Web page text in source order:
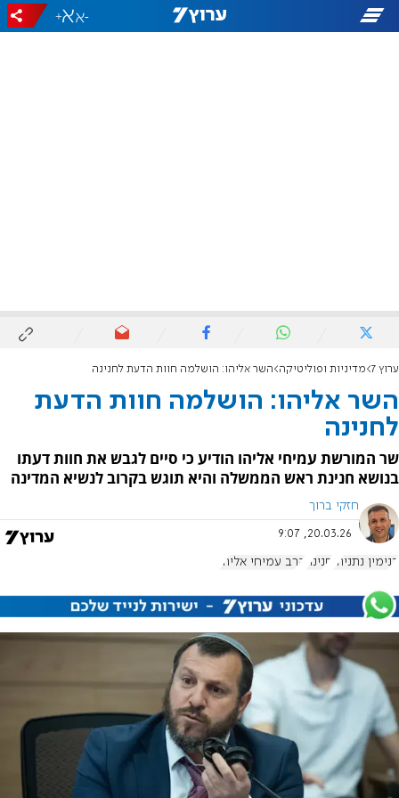
-
+
ערוץ 7 מדיניות ופוליטיקה השר אליהו: הושלמה חוות הדעת לחנינה
השר אליהו: הושלמה חוות הדעת
לחנינה
שר המורשת עמיחי אליהו הודיע כי סיים לגבש את חוות דעתו
בנושא חנינת ראש הממשלה והיא תוגש בקרוב לנשיא המדינה
חזקי ברוך
20.03.26, 9:07
בנימין נתניהו חנינה הרב עמיחי אליהו